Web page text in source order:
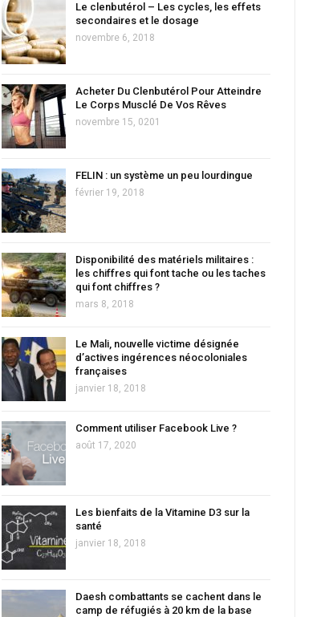
Le clenbutérol – Les cycles, les effets
secondaires et le dosage
novembre 6, 2018
Acheter Du Clenbutérol Pour Atteindre
Le Corps Musclé De Vos Rêves
novembre 15, 0201
FELIN : un système un peu lourdingue
février 19, 2018
Disponibilité des matériels militaires :
les chiffres qui font tache ou les taches
qui font chiffres ?
mars 8, 2018
Le Mali, nouvelle victime désignée
d’actives ingérences néocoloniales
françaises
janvier 18, 2018
Comment utiliser Facebook Live ?
août 17, 2020
Les bienfaits de la Vitamine D3 sur la
santé
janvier 18, 2018
Daesh combattants se cachent dans le
camp de réfugiés à 20 km de la base